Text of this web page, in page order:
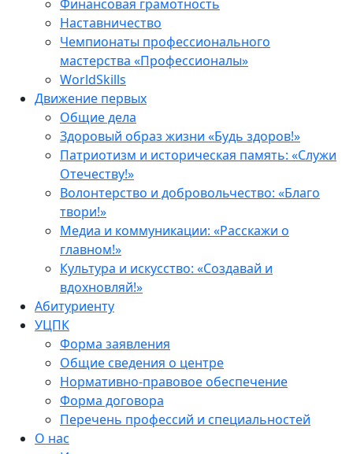
Финансовая грамотность
Наставничество
Чемпионаты профессионального
мастерства «Профессионалы»
WorldSkills
Движение первых
Общие дела
Здоровый образ жизни «Будь здоров!»
Патриотизм и историческая память: «Служи
Отечеству!»
Волонтерство и добровольчество: «Благо
твори!»
Медиа и коммуникации: «Расскажи о
главном!»
Культура и искусство: «Создавай и
вдохновляй!»
Абитуриенту
УЦПК
Форма заявления
Общие сведения о центре
Нормативно-правовое обеспечение
Форма договора
Перечень профессий и специальностей
О нас